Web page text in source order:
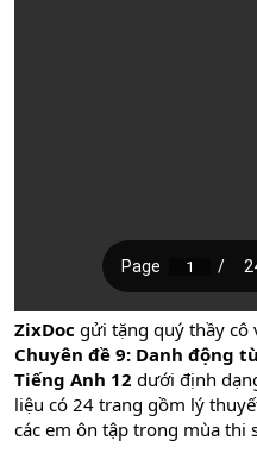
ZixDoc gửi tặng quý thầy cô
Chuyên đề 9: Danh động
Tiếng Anh 12 dưới định
liệu có 24 trang gồm lý
các em ôn tập trong mùa thi